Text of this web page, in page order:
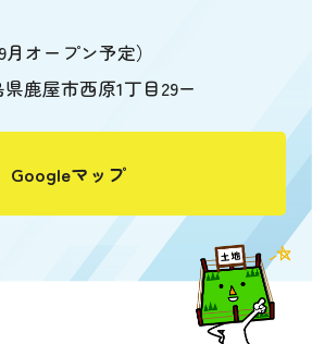
オープン予定）
鹿屋市西原1丁目29ー
Googleマップ